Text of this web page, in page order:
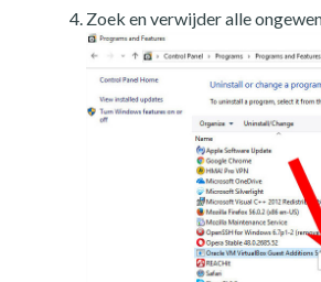
Zoek en verwijder alle